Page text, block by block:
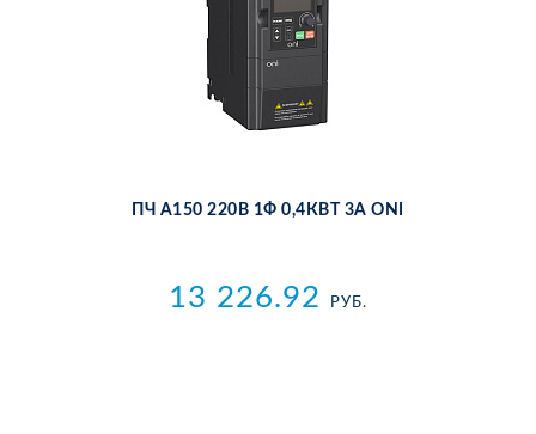
ПЧ A150 220В 1Ф 0,4КВТ 3А ONI
13 226.92 РУБ.